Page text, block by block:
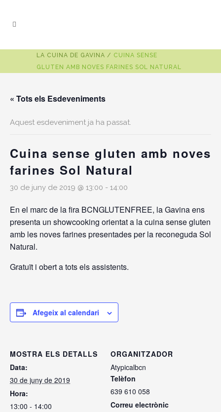
LA CUINA DE GAVINA / CUINA SENSE
GLUTEN AMB NOVES FARINES SOL NATURAL
« Tots els Esdeveniments
Aquest esdeveniment ja ha passat.
Cuina sense gluten amb noves
farines Sol Natural
30 de juny de 2019 @ 13:00 - 14:00
En el marc de la fira BCNGLUTENFREE, la Gavina ens
presenta un showcooking orientat a la cuina sense gluten
amb les noves farines presentades per la reconeguda Sol
Natural.
Gratuït i obert a tots els assistents.
Afegeix al calendari
MOSTRA ELS DETALLS
Data:
30 de juny de 2019
Hora:
13:00 - 14:00
ORGANITZADOR
Atypicalbcn
Telèfon
639 610 058
Correu electrònic